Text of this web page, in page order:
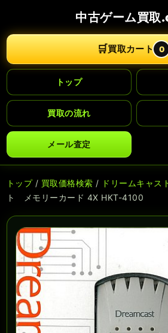
中古ゲーム買取
🛒買取カート 0
トップ
買取の流れ
メール査定
トップ/ 買取価格検索 / ドリームキャス
ト メモリーカード 4X HKT-4100